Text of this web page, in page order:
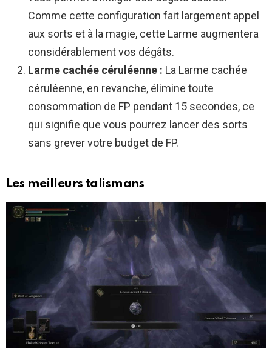
Comme cette configuration fait largement appel
aux sorts et à la magie, cette Larme augmentera
considérablement vos dégâts.
Larme cachée céruléenne : La Larme cachée
céruléenne, en revanche, élimine toute
consommation de FP pendant 15 secondes, ce
qui signifie que vous pourrez lancer des sorts
sans grever votre budget de FP.
Les meilleurs talismans